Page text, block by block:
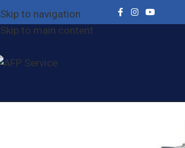
Skip to navigation
Skip to main content